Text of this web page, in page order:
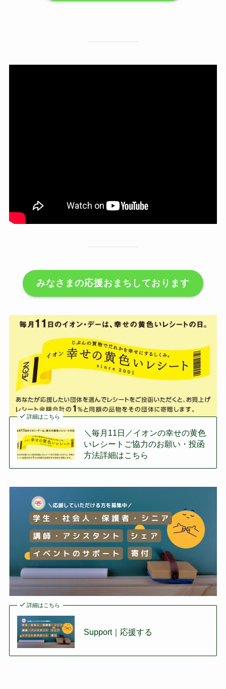
みなさまの応援おまちしております
詳細はこちら
＼毎月11日／イオンの幸せの黄色
いレシートご協力のお願い・投函
方法詳細はこちら
詳細はこちら
Support｜応援する